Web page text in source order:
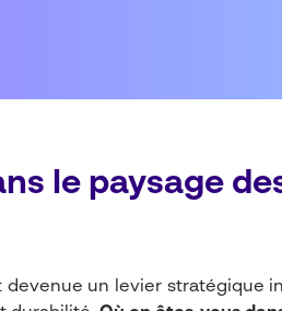
le paysage
devenue un levier stratégique